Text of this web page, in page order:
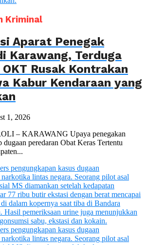
Kriminal
Aparat Penegak
Karawang, Terduga
Rusak Kontrakan
Kabur Kendaraan yang
1, 2026
– KARAWANG Upaya penegakan
dugaan peredaran Obat Keras Tertentu